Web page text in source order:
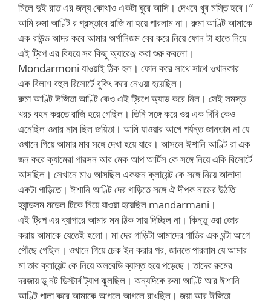
মিলে দুই রাত এর জন্য কোথাও একটা ঘুরে আসি। দেখবে খুব মস্তি হবে।”
আমি রুমা আণ্টি র প্রস্তাবে রাজি না হয়ে পারলাম না। রুমা আণ্টি আমাকে
এক রাউন্ড আদর করে আমার অর্গানিজম বের করে নিয়ে ফোন টা হাতে নিয়ে
এই ট্রিপ এর বিষয়ে সব কিছু অ্যারেঞ্জ করা শুরু করলো।
Mondarmoni যাওয়াই ঠিক হল। ফোন করে সাথে সাথে ওখানকার
এক বিলাশ বহুল রিসোর্টে বুকিং করে নেওয়া হয়েছিল।
রুমা আণ্টি ঈপ্সিতা আণ্টি কেও এই ট্রিপে অ্যাড করে নিল। সেই সমস্ত
খরচ বহন করতে রাজি হয়ে গেছিল। তিনি সঙ্গে করে ওর এক দিদি কেও
এনেছিল ওনার নাম ছিল জয়িতা। আমি যাওয়ার আগে পর্যন্ত জানতাম না যে
ওখানে গিয়ে আমার মার সঙ্গে দেখা হয়ে যাবে। আসলে ঈশানি আণ্টি রা এক
জন করে ক্যামেরা পারসন আর মেক আপ আর্টিস কে সঙ্গে নিয়ে একি রিসোর্টে
আসছিল। সেখানে মাও আসছিল একজন ক্লায়েন্ট কে সঙ্গে নিয়ে আলাদা
একটা গাড়িতে। ঈশানি আণ্টি দের গাড়িতে সঙ্গে ঐ দীপক নামের উঠতি
হ্যান্ডসম মডেল টিকে নিয়ে যাওয়া হয়েছিল mandarmani।
এই ট্রিপ এর ব্যাপারে আমার মন ঠিক সায় দিচ্ছিল না। কিন্তু ওরা জোর
করায় আমাকে যেতেই হলো। মা দের গাড়িটা আমাদের গাড়ির এক ঘন্টা আগে
পৌঁছে গেছিল। ওখানে গিয়ে চেক ইন করার পর, জানতে পারলাম যে আমার
মা তার ক্লায়েন্ট কে নিয়ে অলরেডি ব্যাস্ত হয়ে পড়েছে। তাদের রুমের
দরজায় ডু নট ডিস্টার্ব ট্যাগ ঝুলছিল। অন্যদিকে রুমা আণ্টি আর ঈশানি
আণ্টি পালা করে আমাকে আগলে আগলে রাখছিল। জয়া আর ঈপ্সিতা